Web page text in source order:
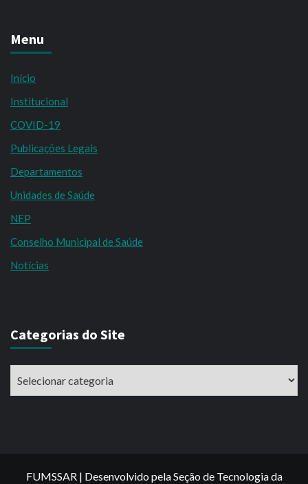
Menu
Início
Institucional
COVID-19
Publicações Legais
Departamentos
Unidades de Saúde
NEP
Conselho Municipal de Saúde
Notícias
Categorias do Site
FUMSSAR | Desenvolvido pela Seção de Tecnologia da